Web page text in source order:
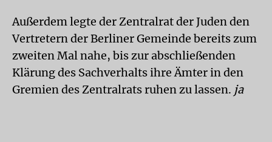
Außerdem legte der Zentralrat der Juden den
Vertretern der Berliner Gemeinde bereits zum
zweiten Mal nahe, bis zur abschließenden
Klärung des Sachverhalts ihre Ämter in den
Gremien des Zentralrats ruhen zu lassen. ja